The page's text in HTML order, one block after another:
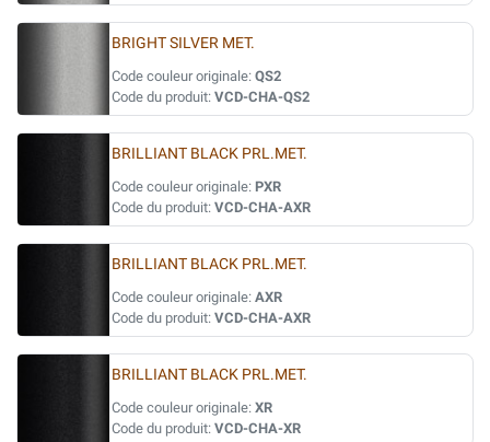
BRIGHT SILVER MET.
Code couleur originale: QS2
Code du produit: VCD-CHA-QS2
BRILLIANT BLACK PRL.MET.
Code couleur originale: PXR
Code du produit: VCD-CHA-AXR
BRILLIANT BLACK PRL.MET.
Code couleur originale: AXR
Code du produit: VCD-CHA-AXR
BRILLIANT BLACK PRL.MET.
Code couleur originale: XR
Code du produit: VCD-CHA-XR